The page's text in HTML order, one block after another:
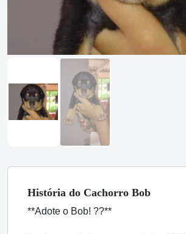
História do Cachorro Bob
**Adote o Bob! ??**